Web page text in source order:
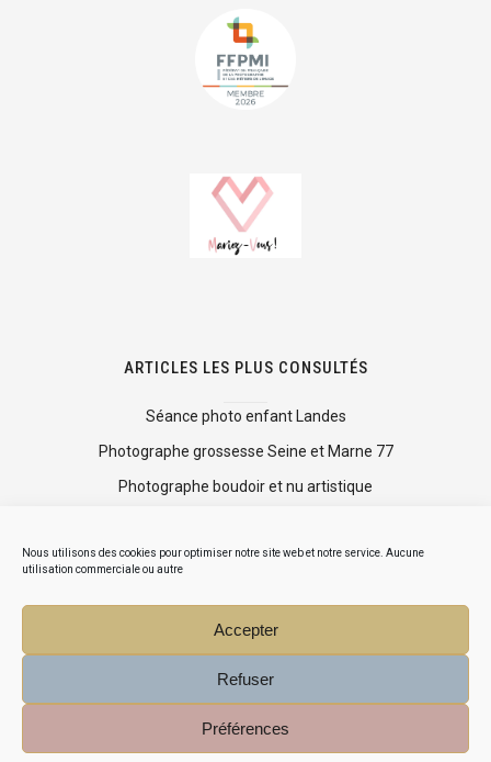
Nous utilisons des cookies pour optimiser notre site web et notre service. Aucune
utilisation commerciale ou autre
Accepter
Refuser
Préférences
ARTICLES LES PLUS CONSULTÉS
Séance photo enfant Landes
Photographe grossesse Seine et Marne 77
Photographe boudoir et nu artistique
Mini séance photo Noël